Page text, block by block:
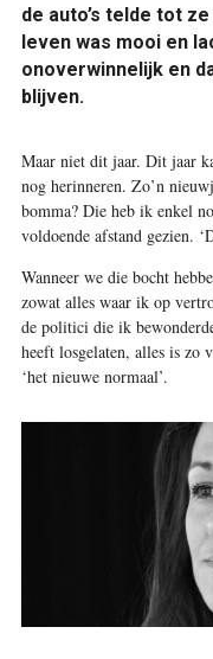
de auto’s telde tot
leven was mooi en
onoverwinnelijk en
blijven.
Maar niet dit jaar. Dit jaar
nog herinneren. Zo’n
bomma? Die heb ik enkel
voldoende afstand gezien.
Wanneer we die bocht
zowat alles waar ik op
de politici die ik
heeft losgelaten, alles is zo
‘het nieuwe normaal’.